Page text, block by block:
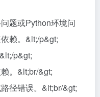
题或Python环境问
赖。&lt;/p&gt;
p&gt;
。&lt;br/&gt;
径错误。&lt;br/&gt;